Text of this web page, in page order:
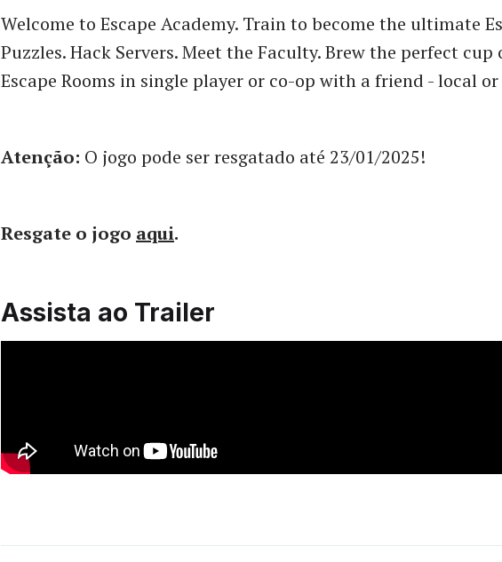
Welcome to Escape Academy. Train to become the ultimate
Puzzles. Hack Servers. Meet the Faculty. Brew the perfect cup
Escape Rooms in single player or co-op with a friend - local
Atenção: O jogo pode ser resgatado até 23/01/2025!
Resgate o jogo aqui.
Assista ao Trailer